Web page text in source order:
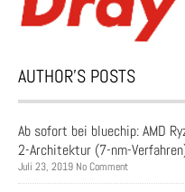
AUTHOR’S POSTS
Ab sofort bei bluechip: AMD
2-Architektur (7-nm-
Juli 23, 2019 No Comment